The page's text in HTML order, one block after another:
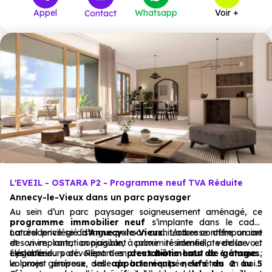
Appel Contact Whatsapp Voir +
L'EVEIL - OSTARA P2 - Programme neuf TVA Réduite
Annecy-le-Vieux dans un parc paysager
Au sein d’un parc paysager soigneusement aménagé, ce
programme immobilier neuf s’implante dans le cadre
naturel privilégié d’Annecy-le-Vieux.L’adresse offre un art
de vivre rare, conjuguant calme résidentiel, verdure et
élégance.
La résidence se distingue par son architecture contemporaine
et son implantation paisible, à proximité immédiate de la voie
cyclable du parc. Réparti endeux bâtiments de 6 étages,
le projet propose desappartements neufs du 2 au 5
Les intérieurs dévoilent desprestations haut de gamme:
volumes généreux, salle de bain équipée, fenêtres en bois,